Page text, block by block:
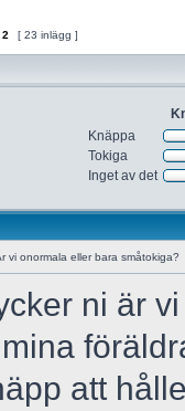
2 [ 23 inlägg ]
Knäppa
Tokiga
Inget av det
vi onormala eller bara småtokiga?
ni är
att